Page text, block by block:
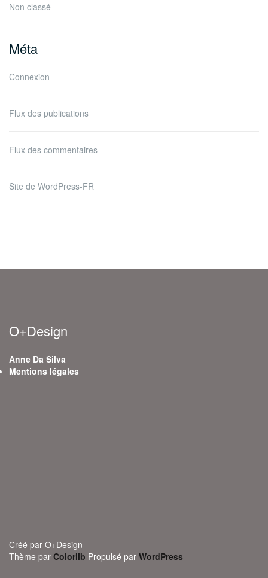
Non classé
Méta
Connexion
Flux des publications
Flux des commentaires
Site de WordPress-FR
O+Design
Anne Da Silva
Mentions légales
Créé par O+Design
Thème par Colorlib Propulsé par WordPress